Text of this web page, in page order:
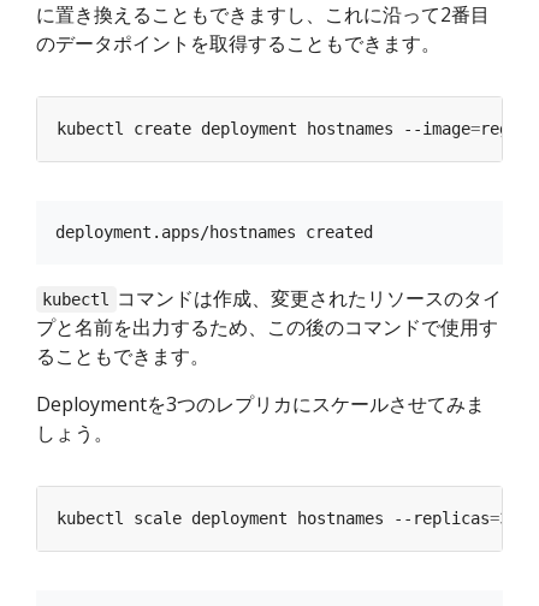
に置き換えることもできますし、これに沿って2番目
のデータポイントを取得することもできます。
kubectl create deployment hostnames --image=
kubectl
コマンドは作成、変更されたリソースのタイ
プと名前を出力するため、この後のコマンドで使用す
ることもできます。
Deploymentを3つのレプリカにスケールさせてみま
しょう。
kubectl scale deployment hostnames --replicas=3